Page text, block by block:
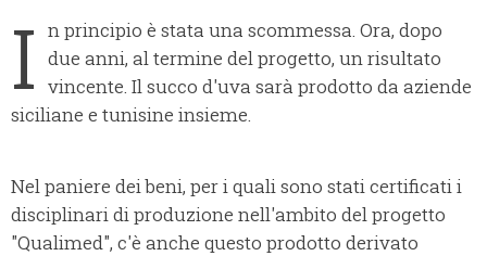
I n principio è stata una scommessa. Ora, dopo
due anni, al termine del progetto, un risultato
vincente. Il succo d'uva sarà prodotto da aziende
siciliane e tunisine insieme.
Nel paniere dei beni, per i quali sono stati certificati i
disciplinari di produzione nell'ambito del progetto
"Qualimed", c'è anche questo prodotto derivato